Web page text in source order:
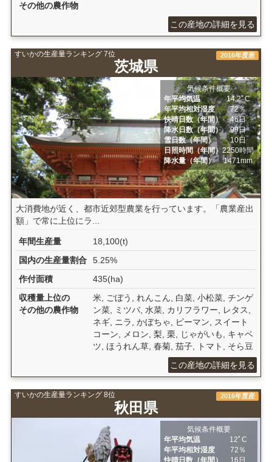
その他の農作物
この産地の詳細を見る
すいかの生産量ランキング 7位
茨城県
2016年度産
気候条件概要
年平均気温
14.2ﾟC
年平均相対湿度
72％
快晴日数（年間）
46日
降水日数（年間）
99日
雪日数（年間）
10日
日照時間（年間）2250時間
降水量（年間）
1471mm
大消費地が近く、都市近郊型農業を行っています。「農業産出
額」で常に上位にラ...
年間生産量
18,100(t)
国内の生産量割合
5.25%
作付面積
435(ha)
収穫量上位の
その他の農作物
米, ごぼう, れんこん, 白菜, 小松菜, チンゲ
ン菜, ミツバ, 水菜, カリフラワー, レタス,
ネギ, ニラ, かぼちゃ, ピーマン, スイート
コーン, メロン, 梨, 栗, じゃがいも, キャベ
ツ, ほうれん草, 春菊, 茄子, トマト, そら豆
この産地の詳細を見る
すいかの生産量ランキング 8位
秋田県
2016年度産
気候条件概要
年平均気温
12ﾟC
年平均相対湿度
72％
快晴日数（年間）
16日